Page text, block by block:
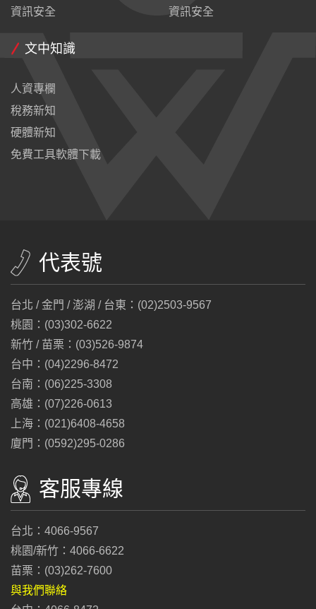
資訊安全
資訊安全
文中知識
人資專欄
稅務新知
硬體新知
免費工具軟體下載
代表號
台北 / 金門 / 澎湖 / 台東：(02)2503-9567
桃園：(03)302-6622
新竹 / 苗栗：(03)526-9874
台中：(04)2296-8472
台南：(06)225-3308
高雄：(07)226-0613
上海：(021)6408-4658
廈門：(0592)295-0286
客服專線
台北：4066-9567
桃園/新竹：4066-6622
苗栗：(03)262-7600
與我們聯絡